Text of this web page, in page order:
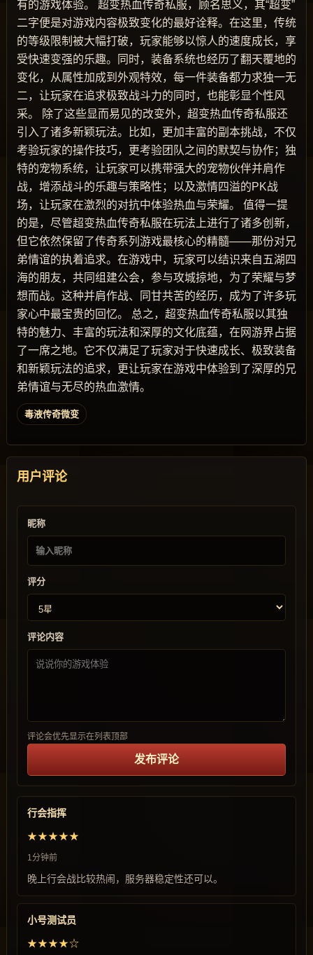
有的游戏体验。 超变热血传奇私服，顾名思义，其“超变”
二字便是对游戏内容极致变化的最好诠释。在这里，传统
的等级限制被大幅打破，玩家能够以惊人的速度成长，享
受快速变强的乐趣。同时，装备系统也经历了翻天覆地的
变化，从属性加成到外观特效，每一件装备都力求独一无
二，让玩家在追求极致战斗力的同时，也能彰显个性风
采。 除了这些显而易见的改变外，超变热血传奇私服还
引入了诸多新颖玩法。比如，更加丰富的副本挑战，不仅
考验玩家的操作技巧，更考验团队之间的默契与协作；独
特的宠物系统，让玩家可以携带强大的宠物伙伴并肩作
战，增添战斗的乐趣与策略性；以及激情四溢的PK战
场，让玩家在激烈的对抗中体验热血与荣耀。 值得一提
的是，尽管超变热血传奇私服在玩法上进行了诸多创新，
但它依然保留了传奇系列游戏最核心的精髓——那份对兄
弟情谊的执着追求。在游戏中，玩家可以结识来自五湖四
海的朋友，共同组建公会，参与攻城掠地，为了荣耀与梦
想而战。这种并肩作战、同甘共苦的经历，成为了许多玩
家心中最宝贵的回忆。 总之，超变热血传奇私服以其独
特的魅力、丰富的玩法和深厚的文化底蕴，在网游界占据
了一席之地。它不仅满足了玩家对于快速成长、极致装备
和新颖玩法的追求，更让玩家在游戏中体验到了深厚的兄
弟情谊与无尽的热血激情。
毒液传奇微变
用户评论
昵称
评分
评论内容
评论会优先显示在列表顶部
发布评论
行会指挥
★★★★★
1分钟前
晚上行会战比较热闹，服务器稳定性还可以。
小号测试员
★★★★☆